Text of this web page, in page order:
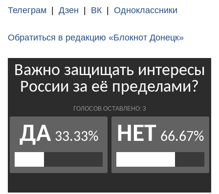
Телеграм | Дзен | ВК | Одноклассники
Обратиться в редакцию «Блокнот Донецк»